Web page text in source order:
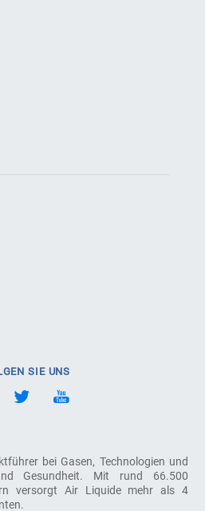
bei Gasen, Technologien und
Gesundheit. Mit rund 66.500
versorgt Air Liquide mehr als 4
SIE UNS